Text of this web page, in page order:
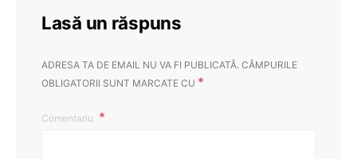
Lasă un răspuns
ADRESA TA DE EMAIL NU VA FI PUBLICATĂ. CÂMPURILE
OBLIGATORII SUNT MARCATE CU *
Comentariu